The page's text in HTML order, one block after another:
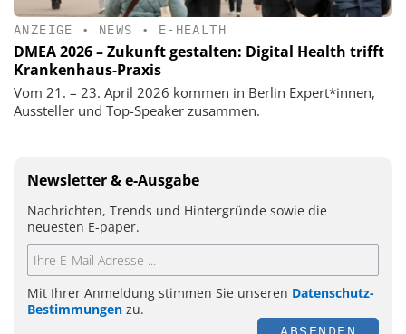
ANZEIGE • NEWS • E-HEALTH
DMEA 2026 – Zukunft gestalten: Digital Health trifft
Krankenhaus-Praxis
Vom 21. – 23. April 2026 kommen in Berlin Expert*innen,
Aussteller und Top-Speaker zusammen.
Newsletter & e-Ausgabe
Nachrichten, Trends und Hintergründe sowie die
neuesten E-paper.
Mit Ihrer Anmeldung stimmen Sie unseren Datenschutz-
Bestimmungen zu.